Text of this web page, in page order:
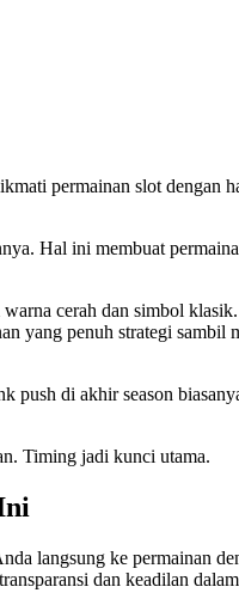
permainan slot dengan
Hal ini membuat
cerah dan simbol
penuh strategi sambil
push di akhir season
Timing jadi kunci utama.
langsung ke permainan
dan keadilan